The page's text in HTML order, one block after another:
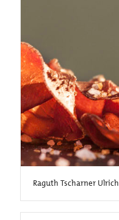
Raguth Tscharner Ulrich